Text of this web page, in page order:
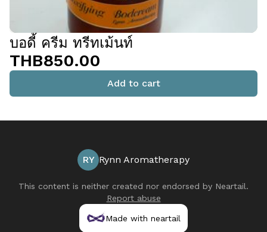
บอดี้ ครีม ทรีทเม้นท์
THB850.00
Add to cart
RY Rynn Aromatherapy
This content is neither created nor endorsed by Neartail.
Report abuse
Made with neartail